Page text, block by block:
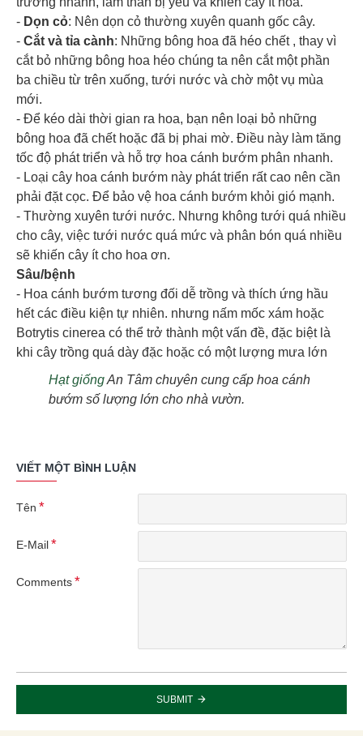
- Dọn cỏ: Nên dọn cỏ thường xuyên quanh gốc cây.
- Cắt và tỉa cành: Những bông hoa đã héo chết , thay vì
cắt bỏ những bông hoa héo chúng ta nên cắt một phần
ba chiều từ trên xuống, tưới nước và chờ một vụ mùa
mới.
- Để kéo dài thời gian ra hoa, bạn nên loại bỏ những
bông hoa đã chết hoặc đã bị phai mờ. Điều này làm tăng
tốc độ phát triển và hỗ trợ hoa cánh bướm phân nhanh.
- Loại cây hoa cánh bướm này phát triển rất cao nên cần
phải đặt cọc. Để bảo vệ hoa cánh bướm khỏi gió mạnh.
- Thường xuyên tưới nước. Nhưng không tưới quá nhiều
cho cây, việc tưới nước quá mức và phân bón quá nhiều
sẽ khiến cây ít cho hoa ơn.
Sâu/bệnh
- Hoa cánh bướm tương đối dễ trồng và thích ứng hầu
hết các điều kiện tự nhiên. nhưng nấm mốc xám hoặc
Botrytis cinerea có thể trở thành một vấn đề, đặc biệt là
khi cây trồng quá dày đặc hoặc có một lượng mưa lớn
Hạt giốngAn Tâm chuyên cung cấp hoa cánh
bướm số lượng lớn cho nhà vườn.
VIẾT MỘT BÌNH LUẬN
Tên
E-Mail
Comments
SUBMIT